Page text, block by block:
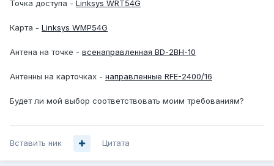
Точка доступа - Linksys WRT54G
Карта - Linksys WMP54G
Антена на точке - всенаправленная BD-2BH-10
Антенны на карточках - направленные RFE-2400/16
Будет ли мой выбор соответствовать моим требованиям?
Вставить ник Цитата